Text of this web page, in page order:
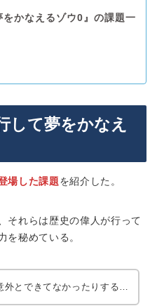
をかなえるゾウ0』の課題一
して夢をかなえ
場した課題 を紹介した。
それらは歴史の偉人が行って
を秘めている。
外とできてなかったりする…